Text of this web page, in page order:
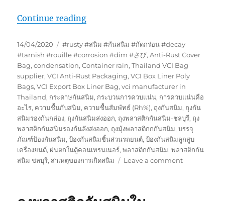
Continue reading“ถุงพลาสติกกันสนิมเหมาะสำหรับการเ
Posted
on
14/04/2020 Tags
#rusty #สนิม #กันสนิม #กัดกร่อน #decay
#tarnish #rouille #corrosion #dim #さび,Anti-Rust Cover
Bag,condensation,Container rain,Thailand VCI Bag
supplier,VCI Anti-Rust Packaging,VCI Box Liner Poly
Bags,VCI Export Box Liner Bag,vci manufacturer in
Thailand, กระดาษกันสนิม, กระบวนการควบแน่น, การควบแน่นคือ
อะไร, ความชื้นกับสนิม, ความชื้นสัมพัทธ์ (Rh%), ถุงกันสนิม, ถุงกัน
สนิมรองก้นกล่อง, ถุงกันสนิมส่งออก, ถุงพลาสติกกันสนิม-ชลบุรี, ถุง
พลาสติกกันสนิมรองก้นลังส่งออก, ถุงมุ้งพลาสติกกกันสนิม,บรรจุ
ภัณฑ์ป้องกันสนิม,ป้องกันสนิมชิ้นส่วนรถยนต์,ป้องกันสนิมลูกสูบ
เครื่องยนต์, ฝนตกในตู้คอนเทรนเนอร์,พลาสติกกันสนิม,พลาสติกกัน
สนิม ชลบุรี, สาเหตุของการเกิดสนิม Leave a commenton